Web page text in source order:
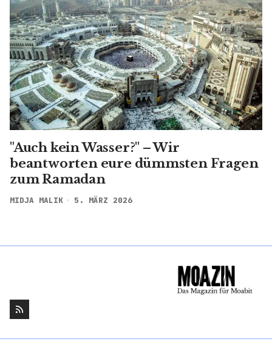
"Auch kein Wasser?" – Wir
beantworten eure dümmsten Fragen
zum Ramadan
MIDJA MALIK 5. MÄRZ 2026